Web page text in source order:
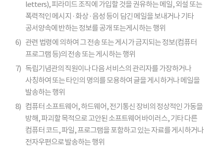
letters), 피라미드 조직에 가입할 것을 권유하는 메일, 외설 또는
폭력적인 메시지 · 화상 · 음성 등이 담긴 메일을 보내거나 기타
공서양속에 반하는 정보를 공개 또는게시하는 행위
6) 관련 법령에 의하여 그 전송 또는 게시가 금지되는 정보(컴퓨터
프로그램 등)의 전송 또는 게시하는 행위
7) 독립기념관의 직원이나 다음 서비스의 관리자를 가장하거나
사칭하여 또는 타인의 명의를 모용하여 글을 게시하거나 메일을
발송하는 행위
8) 컴퓨터 소프트웨어, 하드웨어, 전기통신 장비의 정상적인 가동을
방해, 파괴할 목적으로 고안된 소프트웨어 바이러스, 기타 다른
컴퓨터 코드, 파일, 프로그램을 포함하고 있는 자료를 게시하거나
전자우편으로 발송하는 행위